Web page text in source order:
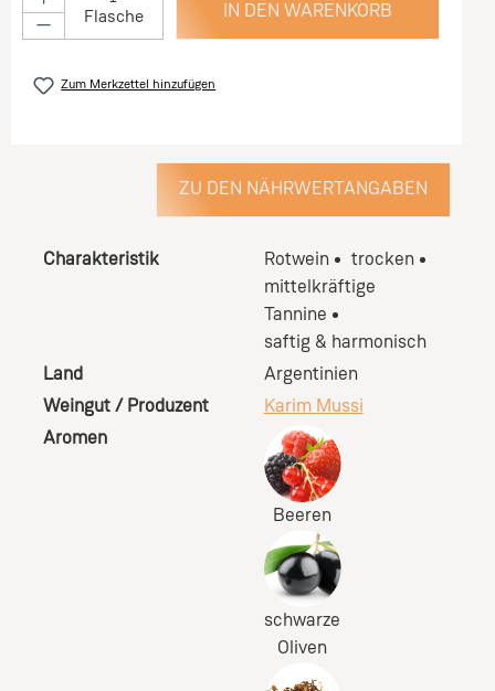
Flasche IN DEN WARENKORB
Zum Merkzettel hinzufügen
ZU DEN NÄHRWERTANGABEN
Charakteristik
saftig & harmonisch
mittelkräftige
Tannine
Rotwein trocken
Land
Argentinien
Weingut / Produzent
Karim Mussi
Aromen
Beeren
schwarze
Oliven